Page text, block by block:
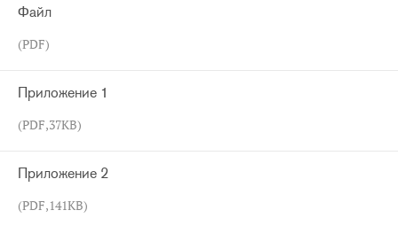
Файл
(PDF)
Приложение 1
(PDF,37KB)
Приложение 2
(PDF,141KB)